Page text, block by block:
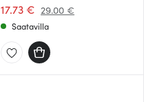
17.73 € 29.00 €
Saatavilla